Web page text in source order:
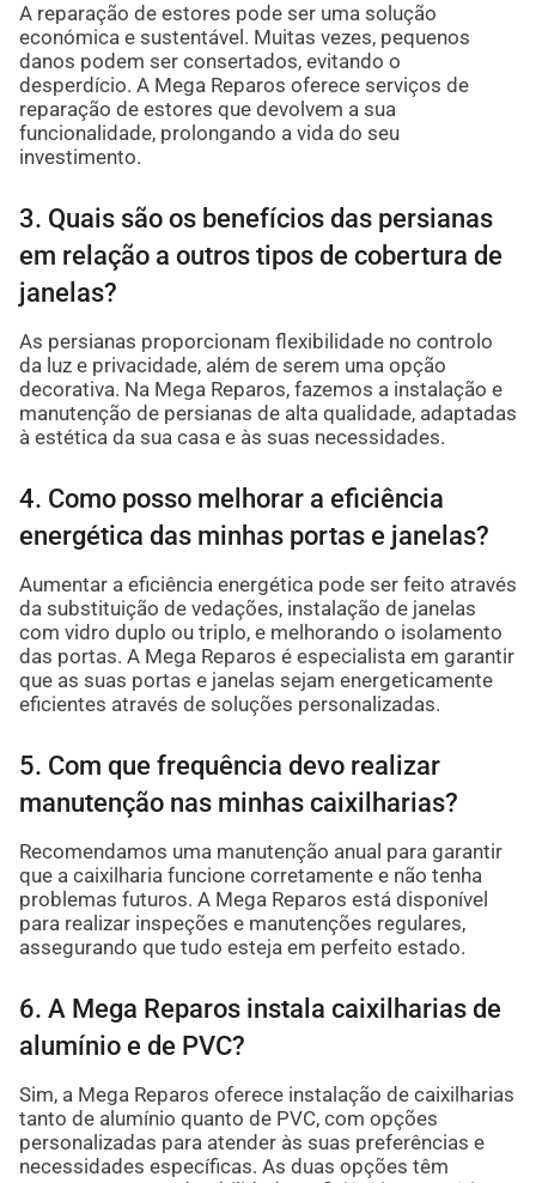
A reparação de estores pode ser uma solução
económica e sustentável. Muitas vezes, pequenos
danos podem ser consertados, evitando o
desperdício. A Mega Reparos oferece serviços de
reparação de estores que devolvem a sua
funcionalidade, prolongando a vida do seu
investimento.
3. Quais são os benefícios das persianas
em relação a outros tipos de cobertura de
janelas?
As persianas proporcionam flexibilidade no controlo
da luz e privacidade, além de serem uma opção
decorativa. Na Mega Reparos, fazemos a instalação e
manutenção de persianas de alta qualidade, adaptadas
à estética da sua casa e às suas necessidades.
4. Como posso melhorar a eficiência
energética das minhas portas e janelas?
Aumentar a eficiência energética pode ser feito através
da substituição de vedações, instalação de janelas
com vidro duplo ou triplo, e melhorando o isolamento
das portas. A Mega Reparos é especialista em garantir
que as suas portas e janelas sejam energeticamente
eficientes através de soluções personalizadas.
5. Com que frequência devo realizar
manutenção nas minhas caixilharias?
Recomendamos uma manutenção anual para garantir
que a caixilharia funcione corretamente e não tenha
problemas futuros. A Mega Reparos está disponível
para realizar inspeções e manutenções regulares,
assegurando que tudo esteja em perfeito estado.
6. A Mega Reparos instala caixilharias de
alumínio e de PVC?
Sim, a Mega Reparos oferece instalação de caixilharias
tanto de alumínio quanto de PVC, com opções
personalizadas para atender às suas preferências e
necessidades específicas. As duas opções têm